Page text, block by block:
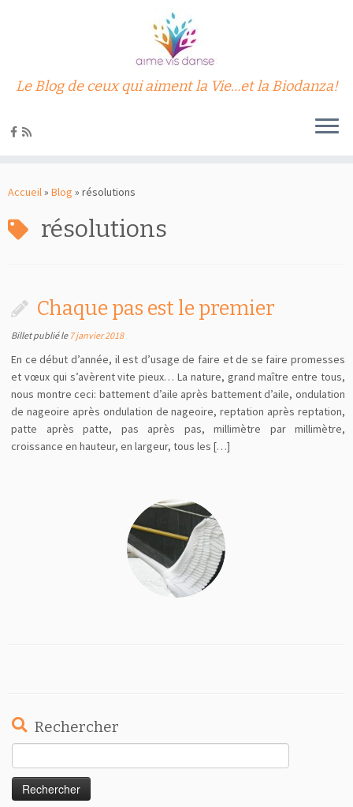
au
Le Blog de ceux qui aiment la Vie…et la Biodanza!
Accueil» Blog » résolutions
résolutions
Chaque pas est le premier
Billet publié le 7 janvier 2018
En ce début d’année, il est d’usage de faire et de se faire promesses
et vœux qui s’avèrent vite pieux… La nature, grand maître entre tous,
nous montre ceci: battement d’aile après battement d’aile, ondulation
de nageoire après ondulation de nageoire, reptation après reptation,
patte après patte, pas après pas, millimètre par millimètre,
croissance en hauteur, en largeur, tous les […]
Rechercher